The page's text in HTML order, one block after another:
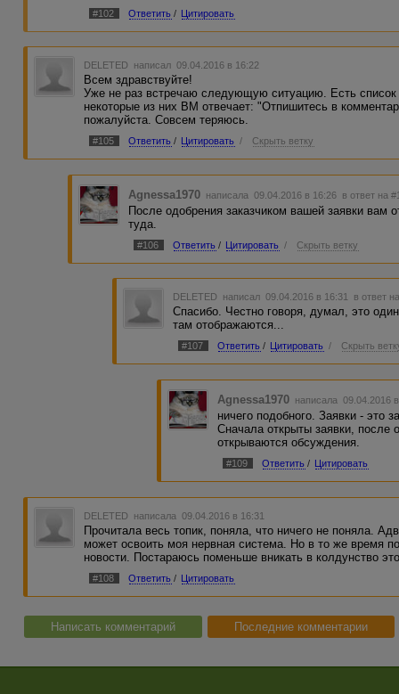
#102 Ответить / Цитировать
DELETED написал 09.04.2016 в 16:22
Всем здравствуйте!
Уже не раз встречаю следующую ситуацию. Есть список
некоторые из них ВМ отвечает: "Отпишитесь в
пожалуйста. Совсем теряюсь.
#105 Ответить / Цитировать / Скрыть ветку
Agnessa1970 написала 09.04.2016 в 16:26 в ответ на
После одобрения заказчиком вашей заявки вам
туда.
#106 Ответить / Цитировать / Скрыть ветку
DELETED написал 09.04.2016 в 16:31 в ответ
Спасибо. Честно говоря, думал, это
там отображаются...
#107 Ответить / Цитировать / Скрыть
Agnessa1970 написала 09.04.2016
ничего подобного. Заявки - это
Сначала открыты заявки, после
открываются обсуждения.
#109 Ответить / Цитировать
DELETED написала 09.04.2016 в 16:31
Прочитала весь топик, поняла, что ничего не поняла.
может освоить моя нервная система. Но в то же время
новости. Постараюсь поменьше вникать в колдунство
#108 Ответить / Цитировать
Написать комментарий Последние комментарии